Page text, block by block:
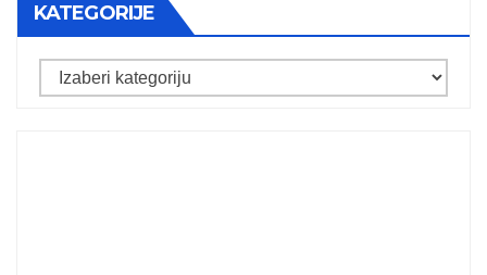
KATEGORIJE
Kategorije